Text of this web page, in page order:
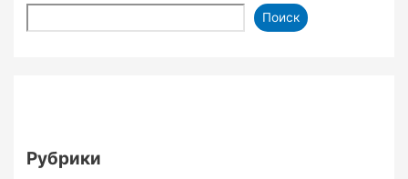
Поиск
Рубрики